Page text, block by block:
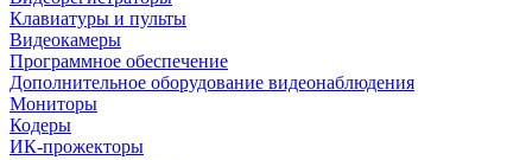
Клавиатуры и пульты
Видеокамеры
Программное обеспечение
Дополнительное оборудование видеонаблюдения
Мониторы
Кодеры
ИК-прожекторы